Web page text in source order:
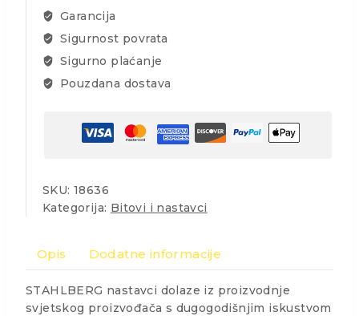
količina
Garancija
Sigurnost povrata
Sigurno plaćanje
Pouzdana dostava
SKU: 18636
Kategorija: Bitovi i nastavci
Opis Dodatne informacije
STAHLBERG nastavci dolaze iz proizvodnje
svjetskog proizvođača s dugogodišnjim iskustvom